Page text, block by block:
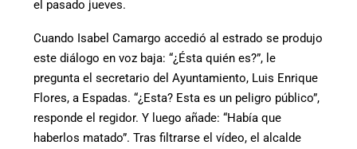
el pasado jueves.
Cuando Isabel Camargo accedió al estrado se produjo
este diálogo en voz baja: “¿Ésta quién es?”, le
pregunta el secretario del Ayuntamiento, Luis Enrique
Flores, a Espadas. “¿Esta? Esta es un peligro público”,
responde el regidor. Y luego añade: “Había que
haberlos matado”. Tras filtrarse el vídeo, el alcalde